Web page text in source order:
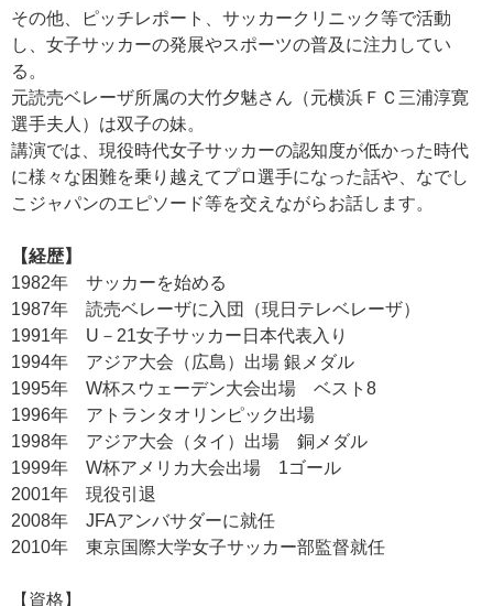
その他、ピッチレポート、サッカークリニック等で活動
し、女子サッカーの発展やスポーツの普及に注力してい
る。
元読売ベレーザ所属の大竹夕魅さん（元横浜ＦＣ三浦淳寛
選手夫人）は双子の妹。
講演では、現役時代女子サッカーの認知度が低かった時代
に様々な困難を乗り越えてプロ選手になった話や、なでし
こジャパンのエピソード等を交えながらお話します。
【経歴】
1982年 サッカーを始める
1987年 読売ベレーザに入団（現日テレベレーザ）
1991年 U－21女子サッカー日本代表入り
1994年 アジア大会（広島）出場 銀メダル
1995年 W杯スウェーデン大会出場 ベスト8
1996年 アトランタオリンピック出場
1998年 アジア大会（タイ）出場 銅メダル
1999年 W杯アメリカ大会出場 1ゴール
2001年 現役引退
2008年 JFAアンバサダーに就任
2010年 東京国際大学女子サッカー部監督就任
【資格】